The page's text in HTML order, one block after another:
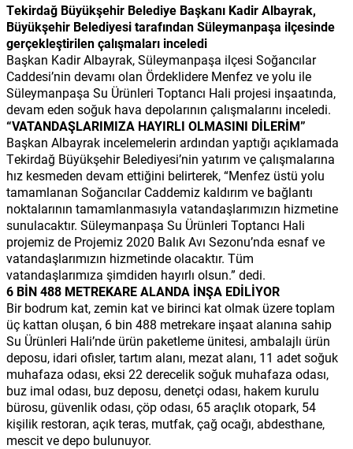
Tekirdağ Büyükşehir Belediye Başkanı Kadir Albayrak,
Büyükşehir Belediyesi tarafından Süleymanpaşa ilçesinde
gerçekleştirilen çalışmaları inceledi
Başkan Kadir Albayrak, Süleymanpaşa ilçesi Soğancılar
Caddesi’nin devamı olan Ördeklidere Menfez ve yolu ile
Süleymanpaşa Su Ürünleri Toptancı Hali projesi inşaatında,
devam eden soğuk hava depolarının çalışmalarını inceledi.
“VATANDAŞLARIMIZA HAYIRLI OLMASINI DİLERİM”
Başkan Albayrak incelemelerin ardından yaptığı açıklamada
Tekirdağ Büyükşehir Belediyesi’nin yatırım ve çalışmalarına
hız kesmeden devam ettiğini belirterek, “Menfez üstü yolu
tamamlanan Soğancılar Caddemiz kaldırım ve bağlantı
noktalarının tamamlanmasıyla vatandaşlarımızın hizmetine
sunulacaktır. Süleymanpaşa Su Ürünleri Toptancı Hali
projemiz de Projemiz 2020 Balık Avı Sezonu’nda esnaf ve
vatandaşlarımızın hizmetinde olacaktır. Tüm
vatandaşlarımıza şimdiden hayırlı olsun.” dedi.
6 BİN 488 METREKARE ALANDA İNŞA EDİLİYOR
Bir bodrum kat, zemin kat ve birinci kat olmak üzere toplam
üç kattan oluşan, 6 bin 488 metrekare inşaat alanına sahip
Su Ürünleri Hali’nde ürün paketleme ünitesi, ambalajlı ürün
deposu, idari ofisler, tartım alanı, mezat alanı, 11 adet soğuk
muhafaza odası, eksi 22 derecelik soğuk muhafaza odası,
buz imal odası, buz deposu, denetçi odası, hakem kurulu
bürosu, güvenlik odası, çöp odası, 65 araçlık otopark, 54
kişilik restoran, açık teras, mutfak, çağ ocağı, abdesthane,
mescit ve depo bulunuyor.